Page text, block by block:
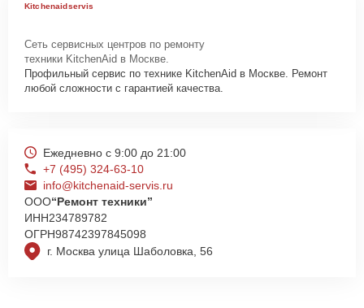
Kitchenaidservis
Сеть сервисных центров по ремонту
техники KitchenAid в Москве.
Профильный сервис по технике KitchenAid в Москве. Ремонт
любой сложности с гарантией качества.
г. Москва улица Шаболовка, 56
Ежедневно с 9:00 до 21:00
+7 (495) 324-63-10
info@kitchenaid-servis.ru
ООО“Ремонт техники”
ИНН234789782
ОГРН98742397845098